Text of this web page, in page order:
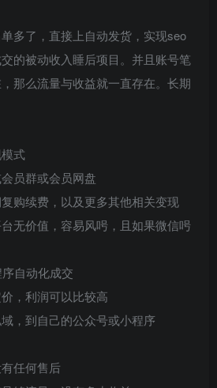
多了，直接上自动发货，实现seo
的被动收入睡后项目。并且账号笔
那么流量与收益就一直存在。长期
式
员群或会员网盘
购续费，以及更多其他相关变现
无价值，容易风呺，且如果微信呺
自动化成交
，利润可以比较高
，到自己的公众号或小程序
任何售后